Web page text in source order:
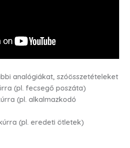
analógiákat, szóösszetételeket
(pl. fecsegő poszáta)
(pl. alkalmazkodó
(pl. eredeti ötletek)